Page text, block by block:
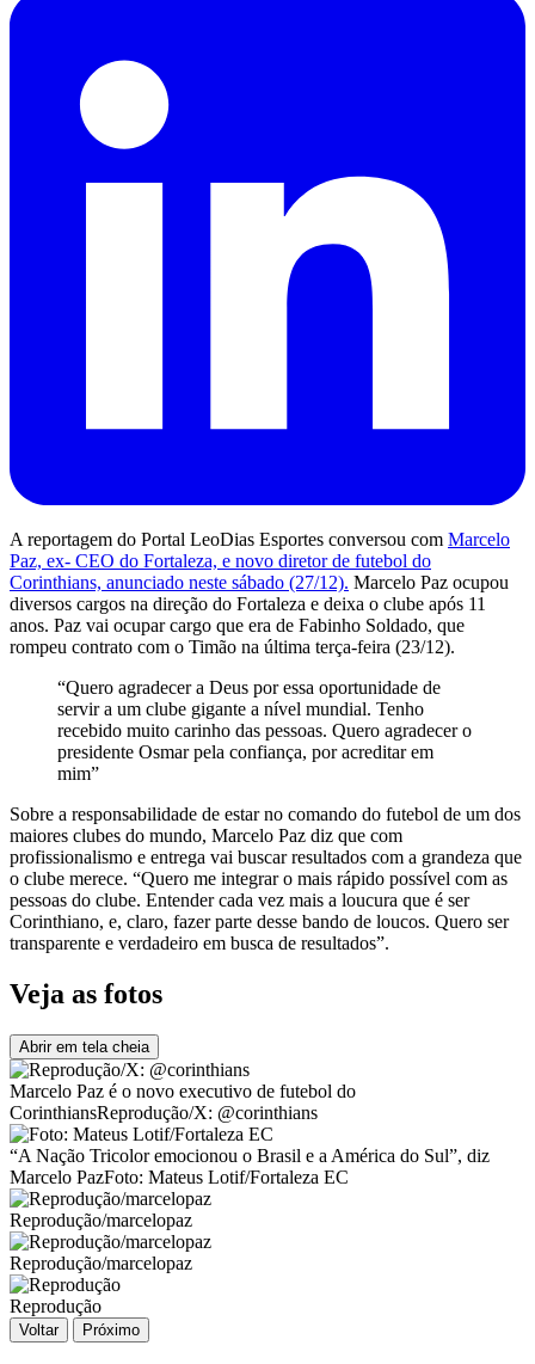
A reportagem do Portal LeoDias Esportes conversou com Marcelo
Paz, ex- CEO do Fortaleza, e novo diretor de futebol do
Corinthians, anunciado neste sábado (27/12). Marcelo Paz ocupou
diversos cargos na direção do Fortaleza e deixa o clube após 11
anos. Paz vai ocupar cargo que era de Fabinho Soldado, que
rompeu contrato com o Timão na última terça-feira (23/12).
“Quero agradecer a Deus por essa oportunidade de
servir a um clube gigante a nível mundial. Tenho
recebido muito carinho das pessoas. Quero agradecer o
presidente Osmar pela confiança, por acreditar em
mim”
Sobre a responsabilidade de estar no comando do futebol de um dos
maiores clubes do mundo, Marcelo Paz diz que com
profissionalismo e entrega vai buscar resultados com a grandeza que
o clube merece. “Quero me integrar o mais rápido possível com as
pessoas do clube. Entender cada vez mais a loucura que é ser
Corinthiano, e, claro, fazer parte desse bando de loucos. Quero ser
transparente e verdadeiro em busca de resultados”.
Veja as fotos
Abrir em tela cheia
Marcelo Paz é o novo executivo de futebol do
CorinthiansReprodução/X: @corinthians
“A Nação Tricolor emocionou o Brasil e a América do Sul”, diz
Marcelo PazFoto: Mateus Lotif/Fortaleza EC
Reprodução/marcelopaz
Reprodução/marcelopaz
Reprodução
Voltar Próximo